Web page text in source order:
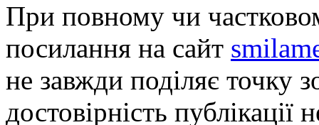
При повному чи
посилання на сайт
не завжди поділяє точку
достовірність публікації